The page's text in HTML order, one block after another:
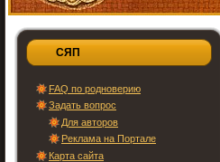
СЯП
FAQ по родноверию
Задать вопрос
Для авторов
Реклама на Портале
Карта сайта